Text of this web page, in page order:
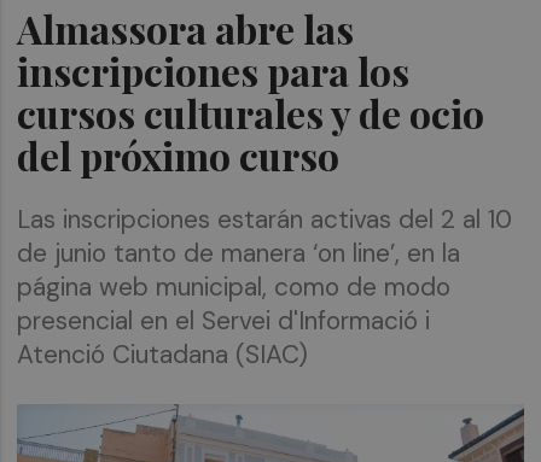
Almassora abre las
inscripciones para los
cursos culturales y de ocio
del próximo curso
Las inscripciones estarán activas del 2 al 10
de junio tanto de manera ‘on line’, en la
página web municipal, como de modo
presencial en el Servei d'Informació i
Atenció Ciutadana (SIAC)